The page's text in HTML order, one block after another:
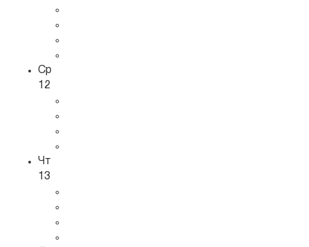
Ср
12
Чт
13